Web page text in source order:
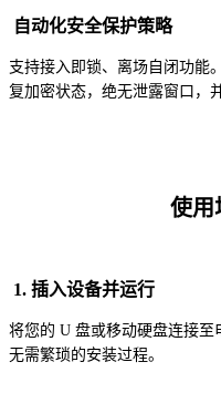
自动化安全保护策略
支持接入即锁、离场自闭功能
复加密状态，绝无泄露窗口，
使用
1. 插入设备并运行
将您的 U 盘或移动硬盘连接至
无需繁琐的安装过程。